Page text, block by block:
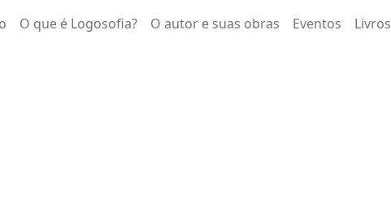
O que é Logosofia? O autor e suas obras Eventos Livros